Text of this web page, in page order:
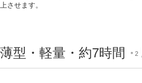
上させます。
薄型・軽量・約7時間 ＊2